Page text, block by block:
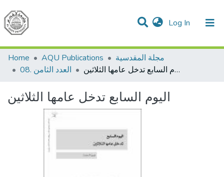
Log In (current)
Communities & Collections
All of DSpace
Home
AQU Publications
مجلة المقدسية
08. العدد الثامن
اليوم السابع تدخل عامها الثلاثين
اليوم السابع تدخل عامها الثلاثين